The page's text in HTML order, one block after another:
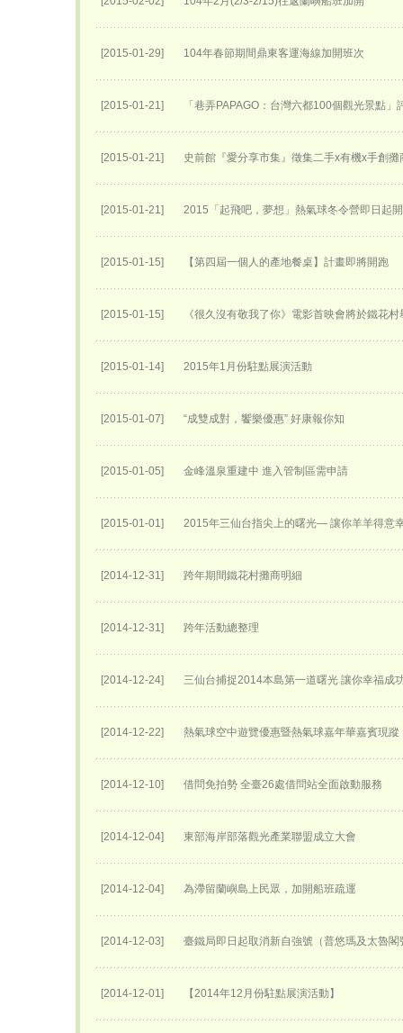
[2015-01-29] 104年春節期間鼎東客運海線加開班次
[2015-01-21] 「巷弄PAPAGO：台灣六都100個觀光景點」
[2015-01-21] 史前館『愛分享市集』徵集二手x有機x手創攤
[2015-01-21] 2015「起飛吧，夢想」熱氣球冬令營即日起
[2015-01-15] 【第四屆一個人的產地餐桌】計畫即將開跑
[2015-01-15] 《很久沒有敬我了你》電影首映會將於鐵花村
[2015-01-14] 2015年1月份駐點展演活動
[2015-01-07] “成雙成對，饗樂優惠” 好康報你知
[2015-01-05] 金峰溫泉重建中 進入管制區需申請
[2015-01-01] 2015年三仙台指尖上的曙光— 讓你羊羊得意
[2014-12-31] 跨年期間鐵花村攤商明細
[2014-12-31] 跨年活動總整理
[2014-12-24] 三仙台捕捉2014本島第一道曙光 讓你幸福成
[2014-12-22] 熱氣球空中遊覽優惠暨熱氣球嘉年華嘉賓現蹤
[2014-12-10] 借問免拍勢 全臺26處借問站全面啟動服務
[2014-12-04] 東部海岸部落觀光產業聯盟成立大會
[2014-12-04] 為滯留蘭嶼島上民眾，加開船班疏運
[2014-12-03] 臺鐵局即日起取消新自強號（普悠瑪及太魯
[2014-12-01] 【2014年12月份駐點展演活動】